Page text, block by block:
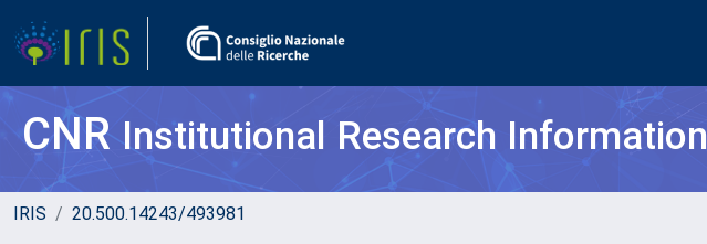
CNRInstitutional Research
IRIS 20.500.14243/493981